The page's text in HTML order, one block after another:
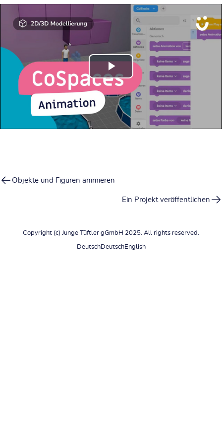
Video
abspielen
Objekte und Figuren animieren
Ein Projekt veröffentlichen
Copyright (c) Junge Tüftler gGmbH 2025. All rights reserved.
DeutschDeutschEnglish